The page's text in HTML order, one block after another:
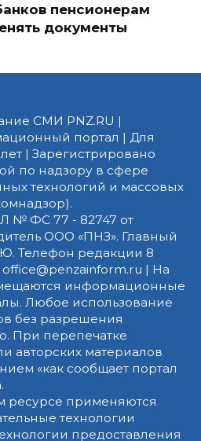
пенсионерам
документы
СМИ PNZ.RU |
портал | Для
| Зарегистрировано
по надзору в сфере
технологий и массовых
№ ФС 77 - 82747 от
ООО «ПНЗ». Главный
Телефон редакции 8
office@penzainform.ru | На
информационные
Любое использование
без разрешения
При перепечатке
авторских материалов
«как сообщает портал
применяются
технологии
предоставления